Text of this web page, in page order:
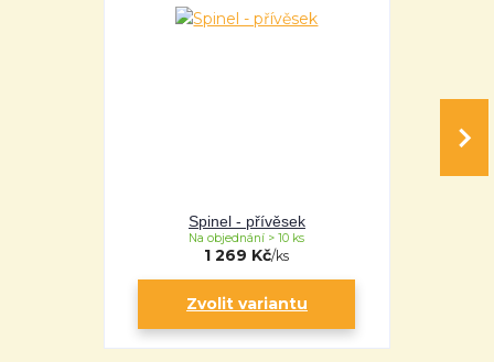
Spinel - přívěsek
1 269 Kč/ks
Na objednání > 10 ks
Zvolit variantu